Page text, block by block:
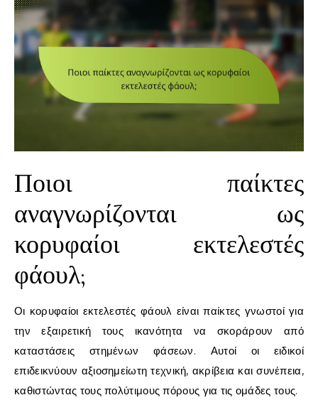
Ποιοι παίκτες
αναγνωρίζονται ως
κορυφαίοι εκτελεστές
φάουλ;
Οι κορυφαίοι εκτελεστές φάουλ είναι παίκτες γνωστοί για
την εξαιρετική τους ικανότητα να σκοράρουν από
καταστάσεις στημένων φάσεων. Αυτοί οι ειδικοί
επιδεικνύουν αξιοσημείωτη τεχνική, ακρίβεια και συνέπεια,
καθιστώντας τους πολύτιμους πόρους για τις ομάδες τους.